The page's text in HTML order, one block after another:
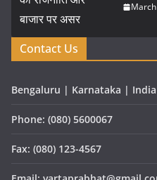
Contact Us
Bengaluru | Karnataka | India
Phone: (080) 5600067
Fax: (080) 123-4567